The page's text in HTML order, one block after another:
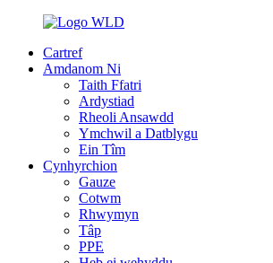
Cartref
Amdanom Ni
Taith Ffatri
Ardystiad
Rheoli Ansawdd
Ymchwil a Datblygu
Ein Tîm
Cynhyrchion
Gauze
Cotwm
Rhwymyn
Tâp
PPE